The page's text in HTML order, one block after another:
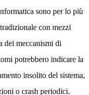
sono per lo più
con mezzi
dei meccanismi di
potrebbero indicare la
insolito del sistema,
o crash periodici.